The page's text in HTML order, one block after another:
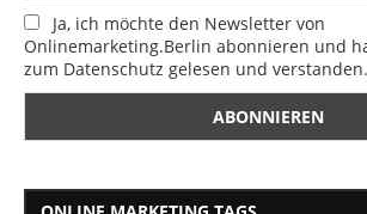
Ja, ich möchte den Newsletter von
Onlinemarketing.Berlin abonnieren und
zum Datenschutz gelesen und verstanden.